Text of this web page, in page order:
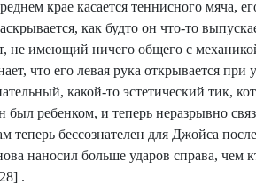
крае касается теннисного мяча,
как будто он что-то
не имеющий ничего общего с
что его левая рука открывается при
какой-то эстетический тик,
был ребенком, и теперь неразрывно
теперь бессознателен для Джойса
наносил больше ударов справа, чем
.